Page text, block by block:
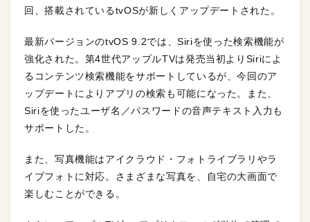
回、搭載されているtvOSが新しくアップデートされた。
最新バージョンのtvOS 9.2では、Siriを使った検索機能が
強化された。第4世代アップルTVは発売当初よりSiriによ
るコンテンツ検索機能をサポートしているが、今回のア
ップデートによりアプリの検索も可能になった。また、
Siriを使ったユーザ名／パスワードの音声テキスト入力も
サポートした。
また、写真機能はアイクラウド・フォトライブラリやラ
イブフォトに対応。さまざまな写真を、自宅の大画面で
楽しむことができる。